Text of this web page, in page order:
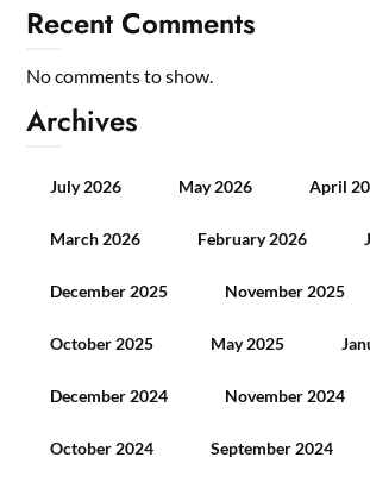
Recent Comments
No comments to show.
Archives
July 2026 May 2026 April
March 2026 February 2026
December 2025 November 2025
October 2025 May 2025
December 2024 November 2024
October 2024 September 2024